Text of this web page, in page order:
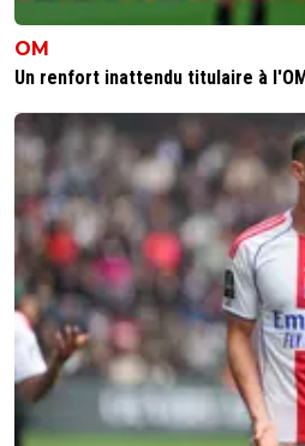
désormais.
+ Répondre
concorde-lafayette
Sincerite et remise en
0+ Répondre
pyrow 09 février 2019 à 00:22 +0
MERCI ! :)
0+ Répondre
juju-psg-
Honnêteté tardive
OM
Un renfort inattendu titulaire à